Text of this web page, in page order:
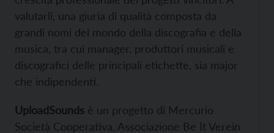
valutarli, una giuria di qualità composta da
grandi nomi del mondo della discografia e della
musica, tra cui manager, produttori musicali e
discografici delle principali etichette, sia major
che indipendenti.
UploadSounds è un progetto di Mercurio
Società Cooperativa, Associazione Be It Verein